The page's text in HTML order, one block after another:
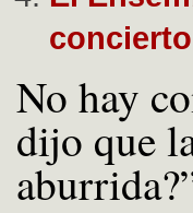
No hay
dijo que